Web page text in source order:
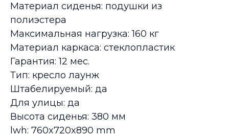
Материал сиденья: подушки из
полиэстера
Максимальная нагрузка: 160 кг
Материал каркаса: стеклопластик
Гарантия: 12 мес.
Тип: кресло лаунж
Штабелируемый: да
Для улицы: да
Высота сиденья: 380 мм
lwh: 760x720x890 mm